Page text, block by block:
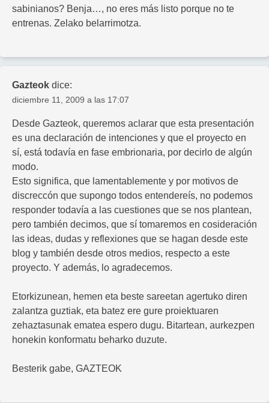
sabinianos? Benja…, no eres más listo porque no te
entrenas. Zelako belarrimotza.
Gazteok dice:
diciembre 11, 2009 a las 17:07
Desde Gazteok, queremos aclarar que esta presentación
es una declaración de intenciones y que el proyecto en
sí, está todavía en fase embrionaria, por decirlo de algún
modo.
Esto significa, que lamentablemente y por motivos de
discreccón que supongo todos entendereís, no podemos
responder todavía a las cuestiones que se nos plantean,
pero también decimos, que sí tomaremos en cosideración
las ideas, dudas y reflexiones que se hagan desde este
blog y también desde otros medios, respecto a este
proyecto. Y además, lo agradecemos.
Etorkizunean, hemen eta beste sareetan agertuko diren
zalantza guztiak, eta batez ere gure proiektuaren
zehaztasunak ematea espero dugu. Bitartean, aurkezpen
honekin konformatu beharko duzute.
Besterik gabe, GAZTEOK